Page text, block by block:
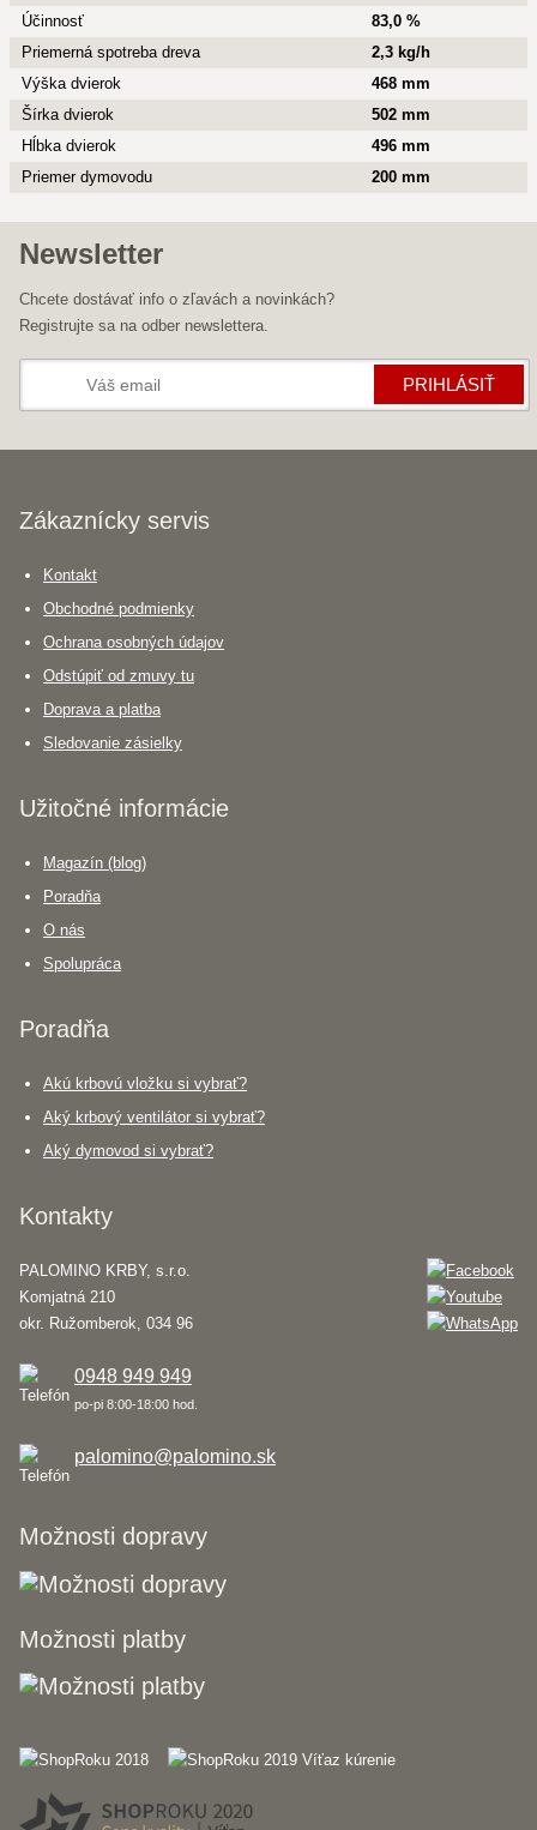
Účinnosť
83,0 %
Priemerná spotreba dreva
2,3 kg/h
Výška dvierok
468 mm
Šírka dvierok
502 mm
Hĺbka dvierok
496 mm
Priemer dymovodu
200 mm
Newsletter
Chcete dostávať info o zľavách a novinkách?
Registrujte sa na odber newslettera.
PRIHLÁSIŤ
Zákaznícky servis
Kontakt
Obchodné podmienky
Ochrana osobných údajov
Odstúpiť od zmuvy tu
Doprava a platba
Sledovanie zásielky
Užitočné informácie
Magazín (blog)
Poradňa
O nás
Spolupráca
Poradňa
Akú krbovú vložku si vybrať?
Aký krbový ventilátor si vybrať?
Aký dymovod si vybrať?
Kontakty
PALOMINO KRBY, s.r.o.
Komjatná 210
okr. Ružomberok, 034 96
0948 949 949
po-pi 8:00-18:00 hod.
palomino@palomino.sk
Možnosti dopravy
Možnosti platby